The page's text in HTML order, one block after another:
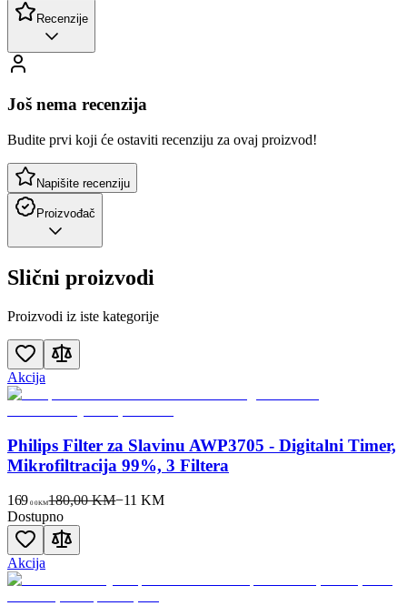
Recenzije
Još nema recenzija
Budite prvi koji će ostaviti recenziju za ovaj proizvod!
Napišite recenziju
Proizvođač
Slični proizvodi
Proizvodi iz iste kategorije
Akcija
Philips Filter za Slavinu AWP3705 - Digitalni Timer,
Mikrofiltracija 99%, 3 Filtera
169 00KM180,00 KM−11 KM
Dostupno
Akcija